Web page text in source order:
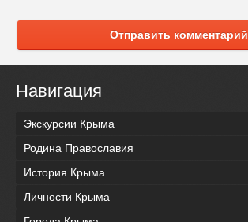
Отправить комментарий
Навигация
Экскурсии Крыма
Родина Православия
История Крыма
Личности Крыма